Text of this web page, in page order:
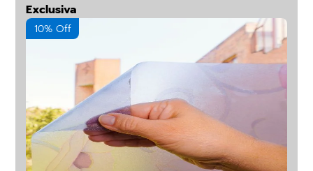
Exclusiva
10% Off